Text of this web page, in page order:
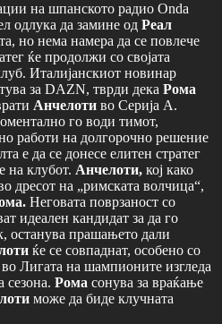
на шпанското радио Onda
одлука да замине од Реал
но нема намера да се повлече
ќе продолжи со својата
Италијанскиот новинар
за DAZN, тврди дека Рома
Анчелоти во Серија А.
го води тимот,
работи на долгорочно решение
е да се донесе елитен стратег
на клубот. Анчелоти, кој како
дресот на „римската волчица“,
Неговата поврзаност со
идеален кандидат за да го
останува прашањето дали
ќе се совпаднат, особено со
Лигата на шампионите изгледа
сезона. Рома сонува за враќање
може да биде клучната